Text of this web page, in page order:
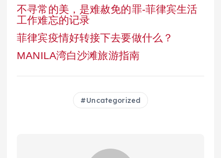
不寻常的美，是难赦免的罪-菲律宾生活
工作难忘的记录
菲律宾疫情好转接下去要做什么？
MANILA湾白沙滩旅游指南
Uncategorized